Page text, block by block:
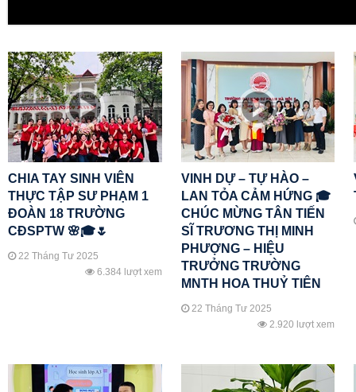
CHIA TAY SINH VIÊN
THỰC TẬP SƯ PHẠM 1
ĐOÀN 18 TRƯỜNG
CĐSPTW 🌸🎓🌷
22 Tháng Tư 2025
6.384 lượt xem
VINH DỰ – TỰ HÀO –
LAN TỎA CẢM HỨNG 🎓
CHÚC MỪNG TÂN TIẾN
SĨ TRƯƠNG THỊ MINH
PHƯỢNG – HIỆU
TRƯỞNG TRƯỜNG
MNTH HOA THUỶ TIÊN
22 Tháng Tư 2025
2.920 lượt xem